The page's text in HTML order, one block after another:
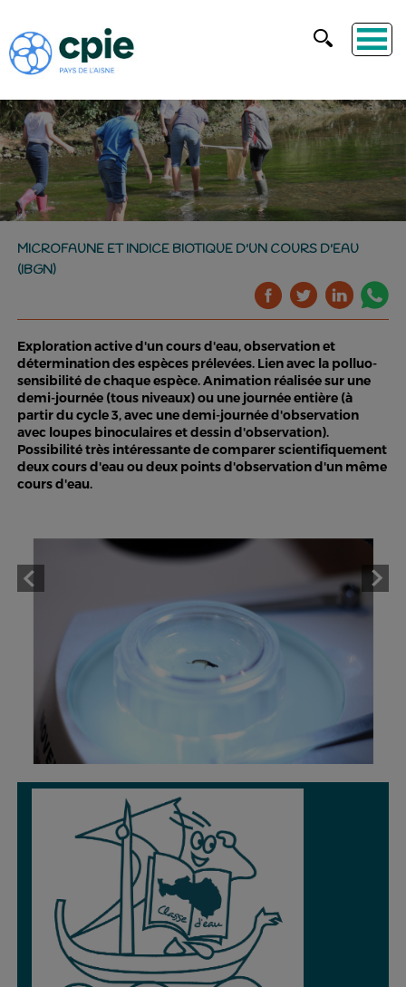
MICROFAUNE ET INDICE BIOTIQUE D'UN COURS D'EAU
(IBGN)
Exploration active d'un cours d'eau, observation et
détermination des espèces prélevées. Lien avec la polluo-
sensibilité de chaque espèce. Animation réalisée sur une
demi-journée (tous niveaux) ou une journée entière (à
partir du cycle 3, avec une demi-journée d'observation
avec loupes binoculaires et dessin d'observation).
Possibilité très intéressante de comparer scientifiquement
deux cours d'eau ou deux points d'observation d'un même
cours d'eau.